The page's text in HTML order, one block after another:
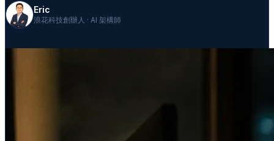
Eric
浪花科技創辦人 · AI 架構師